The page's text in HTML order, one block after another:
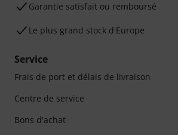
Garantie satisfait ou remboursé
Le plus grand stock d'Europe
Service
Frais de port et délais de livraison
Centre de service
Bons d'achat